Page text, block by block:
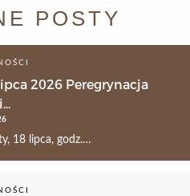
POSTY
2026 Peregrynacja
18 lipca, godz.…